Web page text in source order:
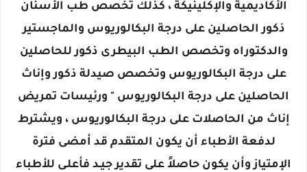
الأكاديمية والإكلينيكة ، كذلك تخصص طب الأسنان
ذكور الحاصلين على درجة البكالوريوس والماجستير
والدكتوراه وتخصص الطب البيطرى ذكور للحاصلين
على درجة البكالوريوس وتخصص صيدلة ذكور وإناث
الحاصلين على درجة البكالوريوس " ورئيسات تمريض
إناث من الحاصلات على درجة البكالوريوس ، ويشترط
لدفعة الأطباء أن يكون المتقدم قد أمضى فترة
الإمتياز وأن يكون حاصلاً على تقدير جيـد فأعلـى للأطباء